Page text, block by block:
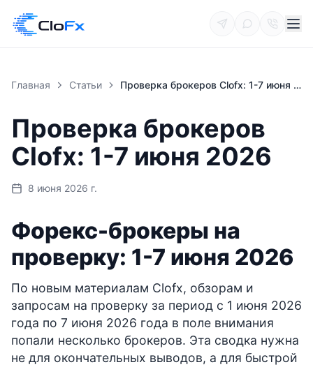
Главная Статьи Проверка брокеров Clofx: 1-7 июня 2026
Проверка брокеров
Clofx: 1-7 июня 2026
8 июня 2026 г.
Форекс-брокеры на
проверку: 1-7 июня 2026
По новым материалам Clofx, обзорам и
запросам на проверку за период с 1 июня 2026
года по 7 июня 2026 года в поле внимания
попали несколько брокеров. Эта сводка нужна
не для окончательных выводов, а для быстрой